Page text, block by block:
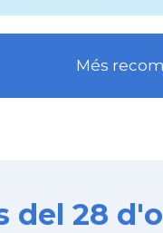
Més
del 28